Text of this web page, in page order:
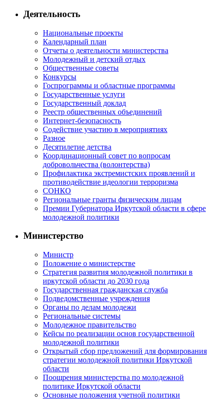
Деятельность
Национальные проекты
Календарный план
Отчеты о деятельности министерства
Молодежный и детский отдых
Общественные советы
Конкурсы
Госпрограммы и областные программы
Государственные услуги
Государственный доклад
Реестр общественных объединений
Интернет-безопасность
Содействие участию в мероприятиях
Разное
Десятилетие детства
Координационный совет по вопросам
добровольчества (волонтерства)
Профилактика экстремистских проявлений и
противодействие идеологии терроризма
СОНКО
Региональные гранты физическим лицам
Премии Губернатора Иркутской области в сфере
молодежной политики
Министерство
Министр
Положение о министерстве
Стратегия развития молодежной политики в
иркутской области до 2030 года
Государственная гражданская служба
Подведомственные учреждения
Органы по делам молодежи
Региональные системы
Молодежное правительство
Кейсы по реализации основ государственной
молодежной политики
Открытый сбор предложений для формирования
стратегии молодежной политики Иркутской
области
Поощрения министерства по молодежной
политике Иркутской области
Основные положения учетной политики